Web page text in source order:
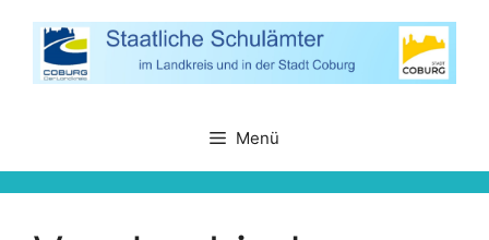
Inhalt
springen
Menü